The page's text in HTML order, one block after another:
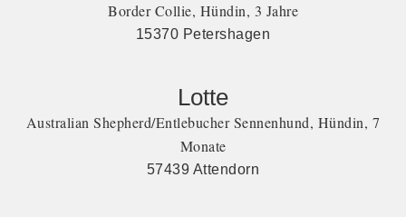
Border Collie, Hündin, 3 Jahre
15370 Petershagen
Lotte
Australian Shepherd/Entlebucher Sennenhund, Hündin, 7
Monate
57439 Attendorn